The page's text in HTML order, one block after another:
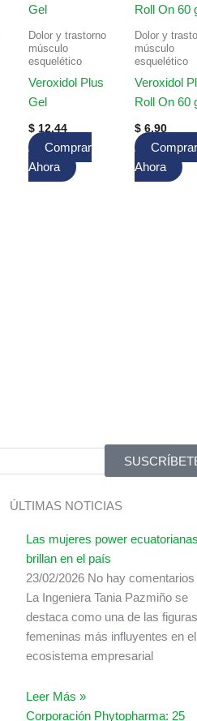
Dolor y trastorno
músculo
esquelético
Veroxidol Plus
Gel
$12.44
Comprar
Ahora
Dolor y
músculo
esquelético
Veroxidol
Roll On 60
$6.90
Comprar
Ahora
ÚLTIMAS NOTICIAS
Las mujeres power ecuatorianas
brillan en el país
23/02/2026 No hay comentarios
La Ingeniera Tania Pazmiño se
destaca como una de las figuras
femeninas más influyentes en el
ecosistema empresarial
Leer Más »
Corporación Phytopharma: 25